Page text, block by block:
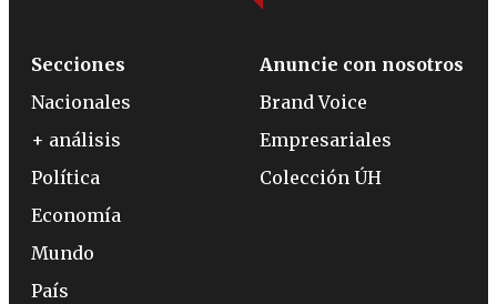
Secciones
Nacionales
+ análisis
Política
Economía
Mundo
País
Anuncie con nosotros
Brand Voice
Empresariales
Colección ÚH